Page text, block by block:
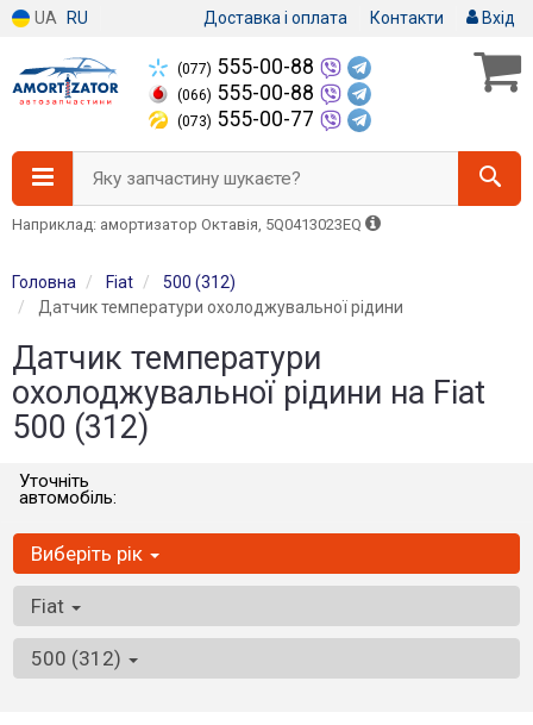
UA RU Доставка і оплата Контакти Вхід
(077) 555-00-88
(066) 555-00-88
(073) 555-00-77
Яку запчастину шукаєте?
Наприклад: амортизатор Октавія, 5Q0413023EQ
Головна Fiat
500 (312)
Датчик температури охолоджувальної рідини
Датчик температури
охолоджувальної рідини на Fiat
500 (312)
Уточніть
автомобіль:
Виберіть рік
Fiat
500 (312)